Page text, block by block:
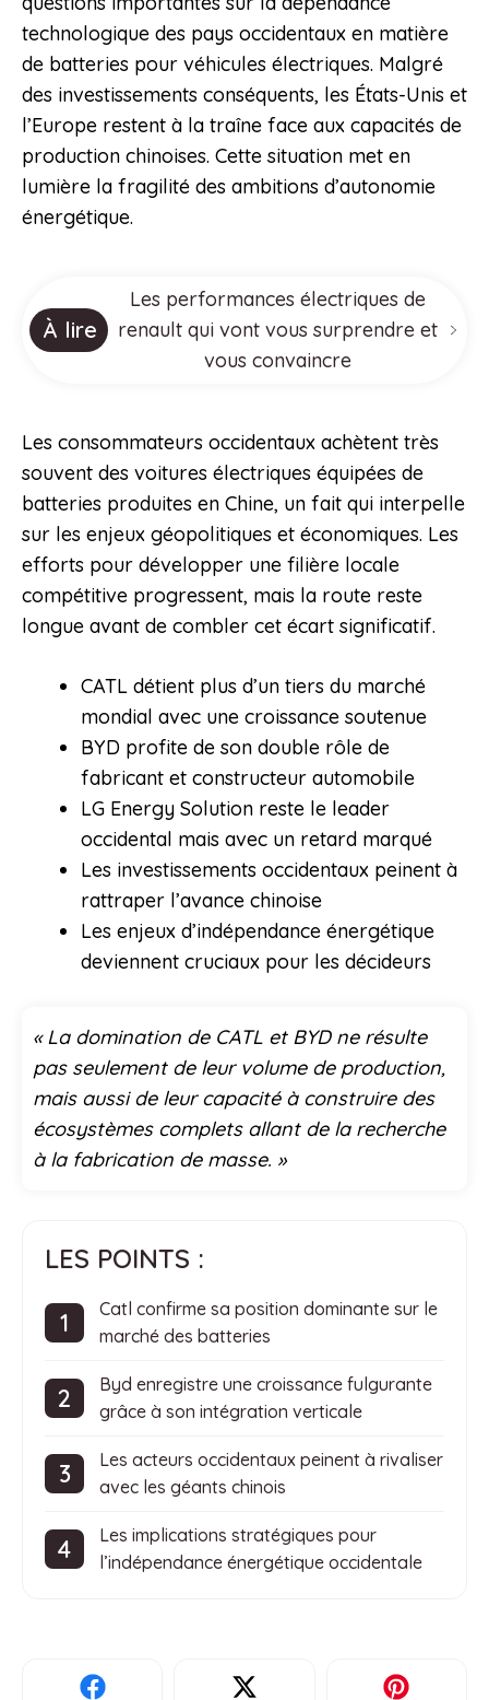
technologique des pays occidentaux en matière
de batteries pour véhicules électriques. Malgré
des investissements conséquents, les États-Unis et
l’Europe restent à la traîne face aux capacités de
production chinoises. Cette situation met en
lumière la fragilité des ambitions d’autonomie
énergétique.
À lire
Les performances électriques de
renault qui vont vous surprendre et
vous convaincre
Les consommateurs occidentaux achètent très
souvent des voitures électriques équipées de
batteries produites en Chine, un fait qui interpelle
sur les enjeux géopolitiques et économiques. Les
efforts pour développer une filière locale
compétitive progressent, mais la route reste
longue avant de combler cet écart significatif.
CATL détient plus d’un tiers du marché
mondial avec une croissance soutenue
BYD profite de son double rôle de
fabricant et constructeur automobile
LG Energy Solution reste le leader
occidental mais avec un retard marqué
Les investissements occidentaux peinent à
rattraper l’avance chinoise
Les enjeux d’indépendance énergétique
deviennent cruciaux pour les décideurs
« La domination de CATL et BYD ne résulte
pas seulement de leur volume de production,
mais aussi de leur capacité à construire des
écosystèmes complets allant de la recherche
à la fabrication de masse. »
LES POINTS :
Catl confirme sa position dominante sur le
marché des batteries
Byd enregistre une croissance fulgurante
grâce à son intégration verticale
Les acteurs occidentaux peinent à rivaliser
avec les géants chinois
Les implications stratégiques pour
l’indépendance énergétique occidentale